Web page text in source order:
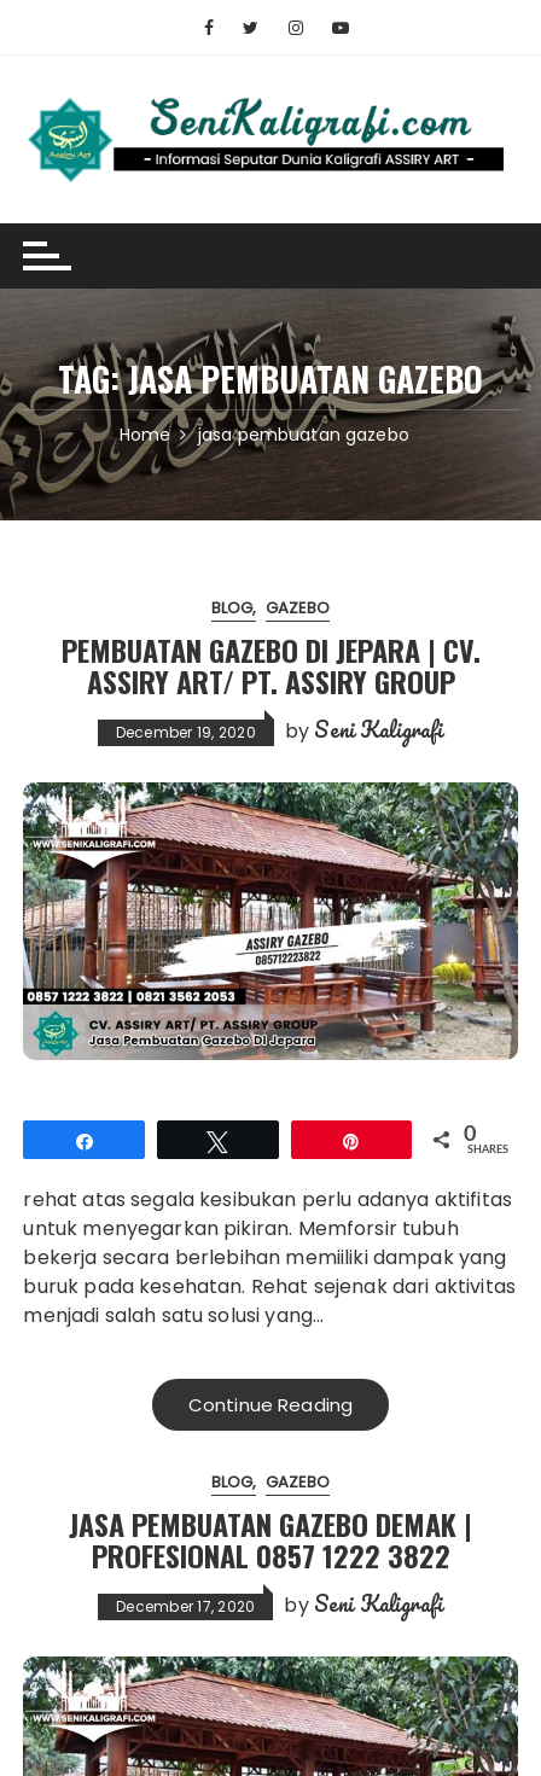
TAG:JASA PEMBUATAN GAZEBO
Home jasa pembuatan gazebo
BLOG GAZEBO
PEMBUATAN GAZEBO DI JEPARA | CV.
ASSIRY ART/ PT. ASSIRY GROUP
December 19, 2020 by Seni Kaligrafi
0
SHARES
rehat atas segala kesibukan perlu adanya aktifitas
untuk menyegarkan pikiran. Memforsir tubuh
bekerja secara berlebihan memiiliki dampak yang
buruk pada kesehatan. Rehat sejenak dari aktivitas
menjadi salah satu solusi yang…
Continue Reading
BLOG GAZEBO
JASA PEMBUATAN GAZEBO DEMAK |
PROFESIONAL 0857 1222 3822
December 17, 2020 by Seni Kaligrafi